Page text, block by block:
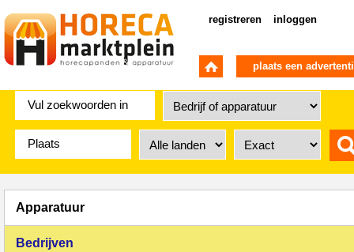
registreren inloggen
plaats een
Apparatuur
Bedrijven